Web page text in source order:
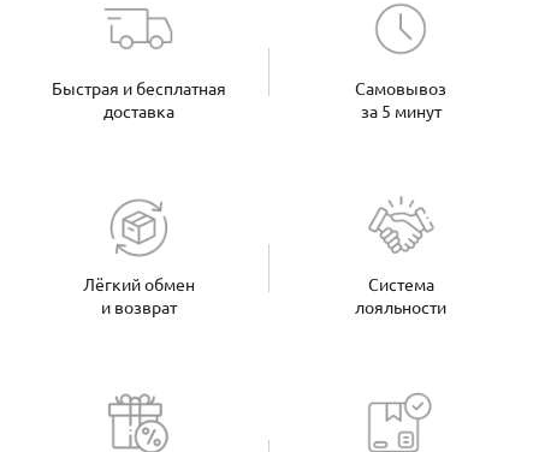
Быстрая и бесплатная
доставка
Самовывоз
за 5 минут
Лёгкий обмен
и возврат
Система
лояльности